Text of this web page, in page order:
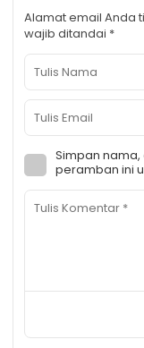
Alamat email Anda
wajib ditandai *
Simpan
peramban ini